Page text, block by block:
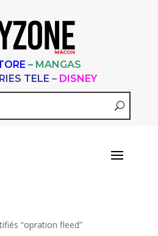
– MANGAS
TELE – DISNEY
“opration fleed”